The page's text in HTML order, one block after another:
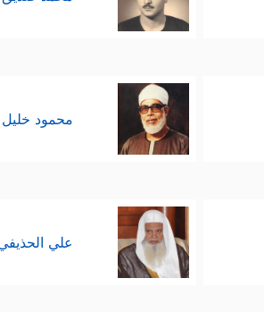
محمود
علي